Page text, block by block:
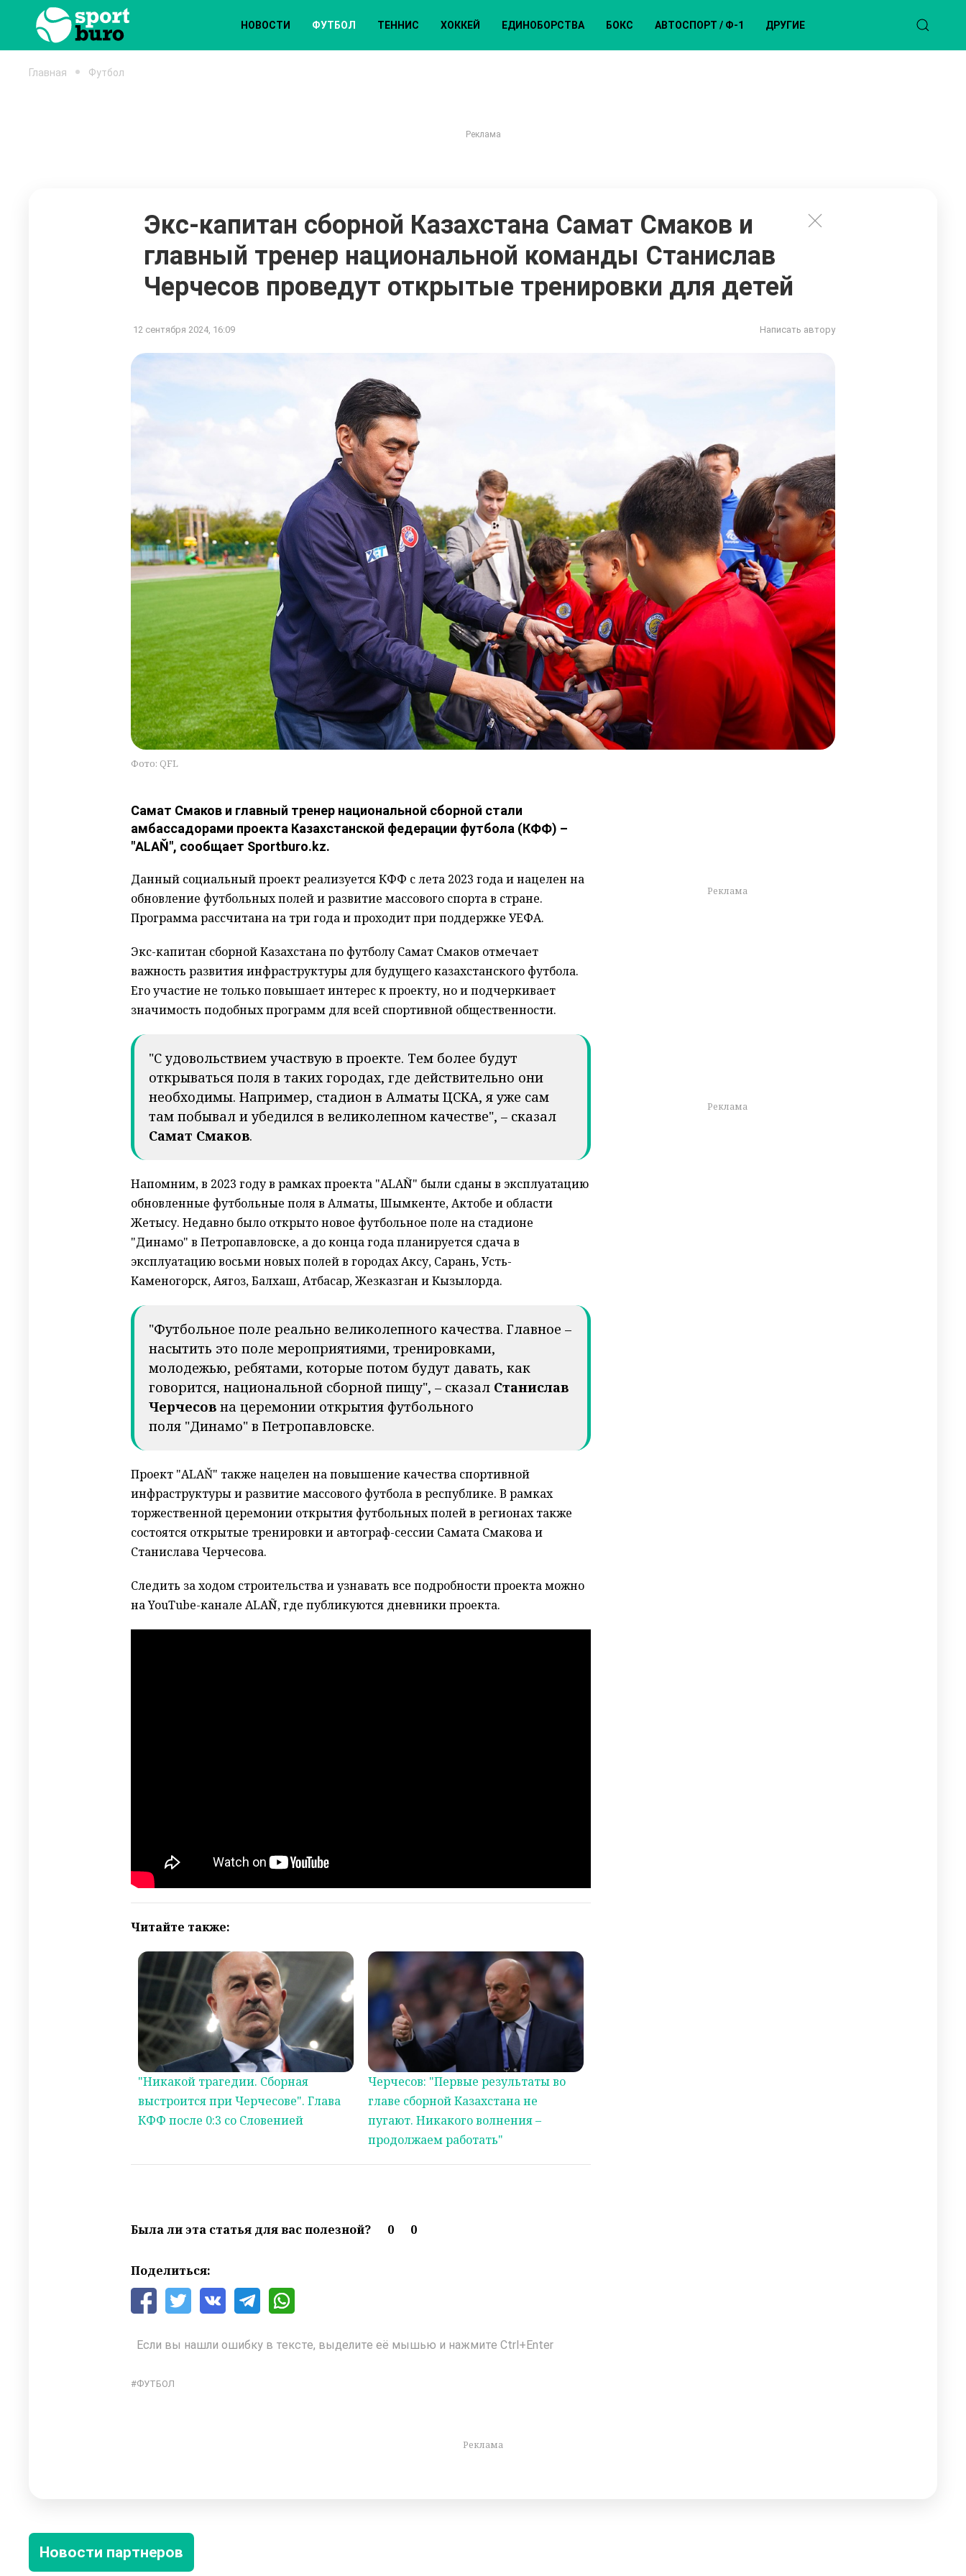
НОВОСТИ ФУТБОЛ ТЕННИС ХОККЕЙ ЕДИНОБОРСТВА БОКС АВТОСПОРТ / Ф-1 ДРУГИЕ
Главная Футбол
Экс-капитан сборной Казахстана Самат Смаков и
главный тренер национальной команды Станислав
Черчесов проведут открытые тренировки для детей
12 сентября 2024, 16:09 Написать автору
Фото: QFL
Самат Смаков и главный тренер национальной сборной стали
амбассадорами проекта Казахстанской федерации футбола (КФФ) –
"ALAŇ", сообщает Sportburo.kz.
Данный социальный проект реализуется КФФ с лета 2023 года и нацелен на
обновление футбольных полей и развитие массового спорта в стране.
Программа рассчитана на три года и проходит при поддержке УЕФА.
Экс-капитан сборной Казахстана по футболу Самат Смаков отмечает
важность развития инфраструктуры для будущего казахстанского футбола.
Его участие не только повышает интерес к проекту, но и подчеркивает
значимость подобных программ для всей спортивной общественности.
"С удовольствием участвую в проекте. Тем более будут
открываться поля в таких городах, где действительно они
необходимы. Например, стадион в Алматы ЦСКА, я уже сам
там побывал и убедился в великолепном качестве", – сказал
Самат Смаков.
Напомним, в 2023 году в рамках проекта "ALAÑ" были сданы в эксплуатацию
обновленные футбольные поля в Алматы, Шымкенте, Актобе и области
Жетысу. Недавно было открыто новое футбольное поле на стадионе
"Динамо" в Петропавловске, а до конца года планируется сдача в
эксплуатацию восьми новых полей в городах Аксу, Сарань, Усть-
Каменогорск, Аягоз, Балхаш, Атбасар, Жезказган и Кызылорда.
"Футбольное поле реально великолепного качества. Главное –
насытить это поле мероприятиями, тренировками,
молодежью, ребятами, которые потом будут давать, как
говорится, национальной сборной пищу", – сказал Станислав
Черчесов на церемонии открытия футбольного
поля "Динамо" в Петропавловске.
Проект "ALAŇ" также нацелен на повышение качества спортивной
инфраструктуры и развитие массового футбола в республике. В рамках
торжественной церемонии открытия футбольных полей в регионах также
состоятся открытые тренировки и автограф-сессии Самата Смакова и
Станислава Черчесова.
Следить за ходом строительства и узнавать все подробности проекта можно
на YouTube-канале ALAÑ, где публикуются дневники проекта.
Читайте также:
"Никакой трагедии. Сборная
выстроится при Черчесове". Глава
КФФ после 0:3 со Словенией
Черчесов: "Первые результаты во
главе сборной Казахстана не
пугают. Никакого волнения –
продолжаем работать"
Была ли эта статья для вас полезной? 0 0
Поделиться:
Если вы нашли ошибку в тексте, выделите её мышью и нажмите Ctrl+Enter
ФУТБОЛ
Новости партнеров